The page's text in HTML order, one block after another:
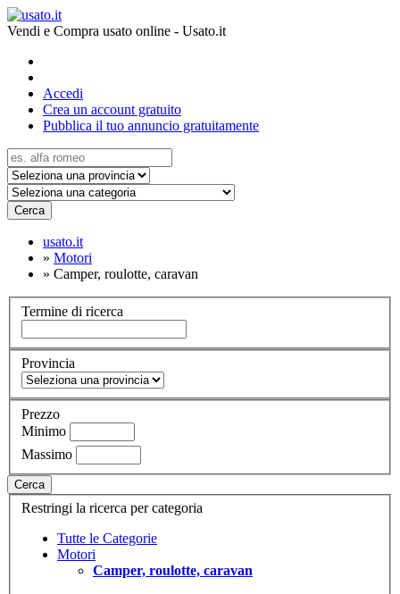
Vendi e Compra usato online - Usato.it
Accedi
Crea un account gratuito
Pubblica il tuo annuncio gratuitamente
Cerca
usato.it
» Motori
» Camper, roulotte, caravan
Termine di ricerca
Provincia
Prezzo
Minimo
Massimo
Cerca
Restringi la ricerca per categoria
Tutte le Categorie
Motori
Camper, roulotte, caravan